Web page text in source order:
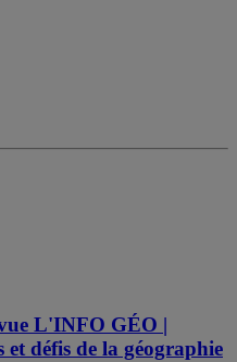
L'INFO GÉO |
et défis de la géographie